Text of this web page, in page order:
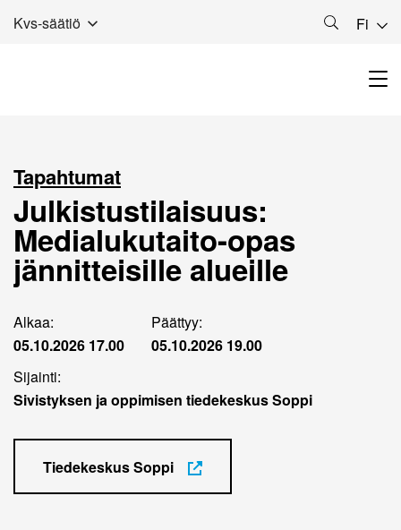
Kvs-säätiö Fi
Tapahtumat
Julkistustilaisuus:
Medialukutaito-opas
jännitteisille alueille
Alkaa:
05.10.2026 17.00
Päättyy:
05.10.2026 19.00
Sijainti:
Sivistyksen ja oppimisen tiedekeskus Soppi
Tiedekeskus Soppi